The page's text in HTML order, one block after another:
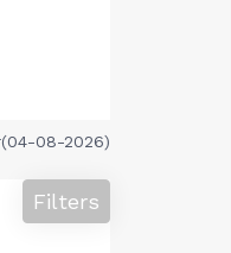
08-2026)
Filters